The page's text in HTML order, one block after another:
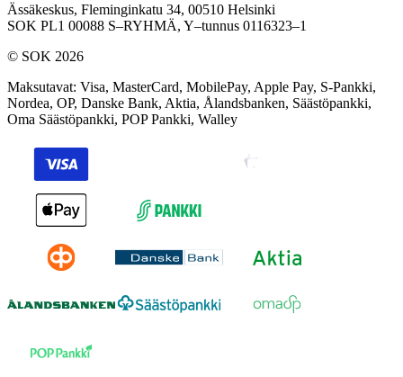
Ässäkeskus, Fleminginkatu 34, 00510 Helsinki
SOK PL1 00088 S–RYHMÄ, Y–tunnus 0116323–1
© SOK 2026
Maksutavat: Visa, MasterCard, MobilePay, Apple Pay, S-Pankki,
Nordea, OP, Danske Bank, Aktia, Ålandsbanken, Säästöpankki,
Oma Säästöpankki, POP Pankki, Walley